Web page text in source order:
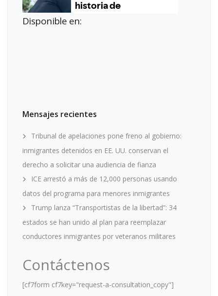
Disponible en:
Mensajes recientes
Tribunal de apelaciones pone freno al gobierno:
inmigrantes detenidos en EE. UU. conservan el
derecho a solicitar una audiencia de fianza
ICE arrestó a más de 12,000 personas usando
datos del programa para menores inmigrantes
Trump lanza “Transportistas de la libertad”: 34
estados se han unido al plan para reemplazar
conductores inmigrantes por veteranos militares
Contáctenos
[cf7form cf7key="request-a-consultation_copy"]